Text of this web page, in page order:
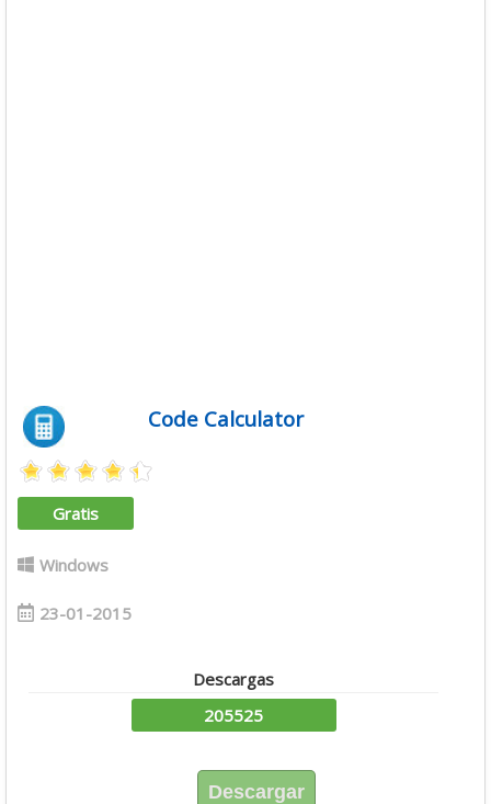
Code Calculator
Gratis
Windows
23-01-2015
Descargas
205525
Descargar